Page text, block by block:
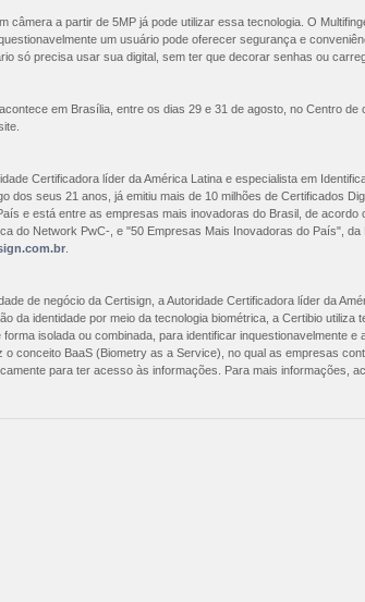
câmera a partir de 5MP já pode utilizar essa tecnologia. O
um usuário pode oferecer segurança e
só precisa usar sua digital, sem ter que decorar senhas ou
em Brasília, entre os dias 29 e 31 de agosto, no Centro
Certificadora líder da América Latina e especialista em
dos seus 21 anos, já emitiu mais de 10 milhões de Certificados
e está entre as empresas mais inovadoras do Brasil, de acordo
do Network PwC-, e "50 Empresas Mais Inovadoras do País",
de negócio da Certisign, a Autoridade Certificadora líder da
da identidade por meio da tecnologia biométrica, a Certibio
forma isolada ou combinada, para identificar inquestionavelmente
o conceito BaaS (Biometry as a Service), no qual as empresas
para ter acesso às informações. Para mais informações,